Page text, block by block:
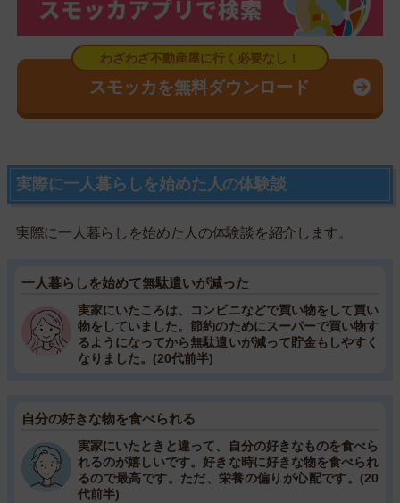
スモッカを無料ダウンロード
実際に一人暮らしを始めた人の体験談
実際に一人暮らしを始めた人の体験談を紹介します。
一人暮らしを始めて無駄遣いが減った
実家にいたころは、コンビニなどで買い物をして買い
物をしていました。節約のためにスーパーで買い物す
るようになってから無駄遣いが減って貯金もしやすく
なりました。(20代前半)
自分の好きな物を食べられる
実家にいたときと違って、自分の好きなものを食べら
れるのが嬉しいです。好きな時に好きな物を食べられ
るので最高です。ただ、栄養の偏りが心配です。(20
代前半)